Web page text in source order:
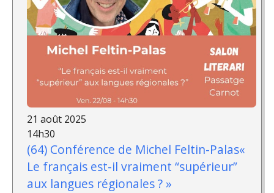
21 août 2025
14h30
(64) Conférence de Michel Feltin-Palas«
Le français est-il vraiment “supérieur”
aux langues régionales ? »